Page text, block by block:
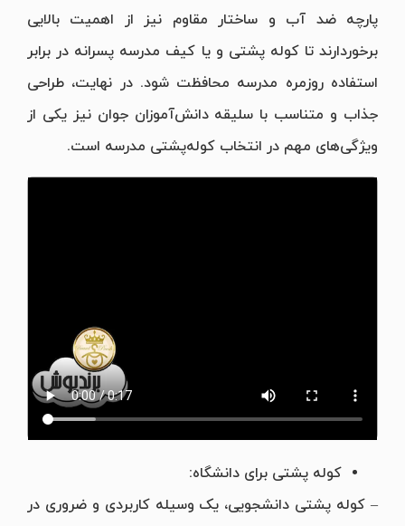
پارچه ضد آب و ساختار مقاوم نیز از اهمیت بالایی
برخوردارند تا کوله پشتی و یا کیف مدرسه پسرانه در برابر
استفاده روزمره مدرسه محافظت شود. در نهایت، طراحی
جذاب و متناسب با سلیقه دانش‌آموزان جوان نیز یکی از
ویژگی‌های مهم در انتخاب کوله‌پشتی مدرسه است.
کوله پشتی برای دانشگاه:
– کوله پشتی دانشجویی، یک وسیله کاربردی و ضروری در